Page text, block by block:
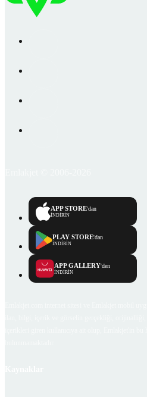
APP STORE'dan
İNDİRİN
PLAY STORE'dan
İNDİRİN
APP GALLERY'den
İNDİRİN